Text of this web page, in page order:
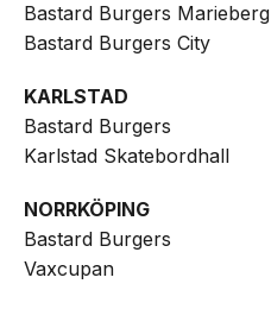
Bastard Burgers Marieberg
Bastard Burgers City
KARLSTAD
Bastard Burgers
Karlstad Skatebordhall
NORRKÖPING
Bastard Burgers
Vaxcupan